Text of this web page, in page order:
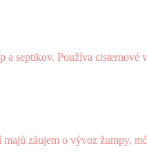
a septikov. Používa
záujem o vývoz žumpy,